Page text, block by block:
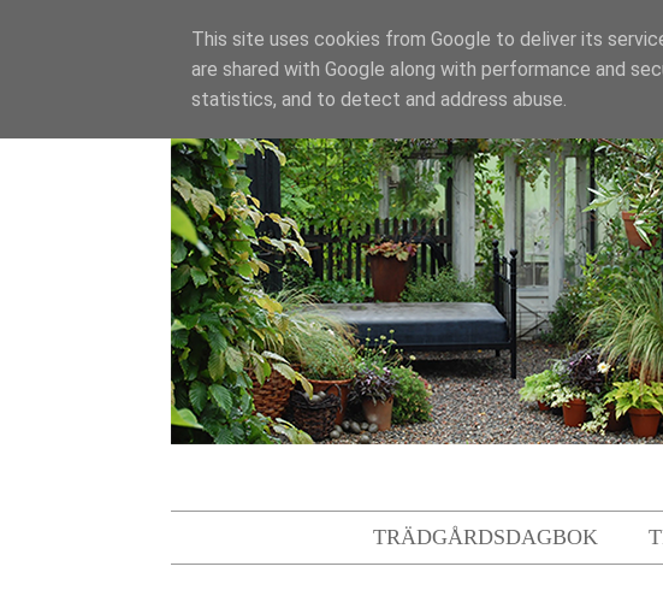
TRÄDGÅRDSDAGBOK
This site uses cookies from Google to deliver its
are shared with Google along with performance and
statistics, and to detect and address abuse.